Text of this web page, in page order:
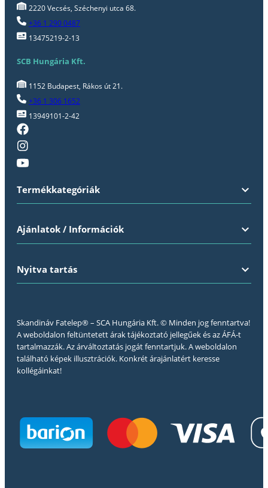
2220 Vecsés, Széchenyi utca 68.
+36 1 290 0487
13475219-2-13
SCB Hungária Kft.
1152 Budapest, Rákos út 21.
+36 1 306 1652
13949101-2-42
Termékkategóriák
Ajánlatok / Információk
Nyitva tartás
Skandináv Fatelep® – SCA Hungária Kft. © Minden jog fenntartva!
A weboldalon feltüntetett árak tájékoztató jellegűek és az ÁFÁ-t
tartalmazzák. Az árváltoztatás jogát fenntartjuk. A weboldalon
található képek illusztrációk. Konkrét árajánlatért keresse
kollégáinkat!